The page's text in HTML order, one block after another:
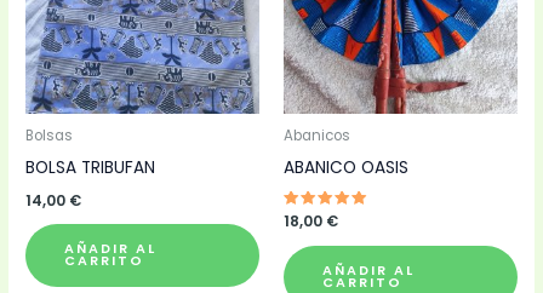
Bolsas
BOLSA TRIBUFAN
14,00 €
AÑADIR AL
CARRITO
Abanicos
ABANICO OASIS
Valorado
con
5.00
de 5
18,00 €
AÑADIR AL
CARRITO